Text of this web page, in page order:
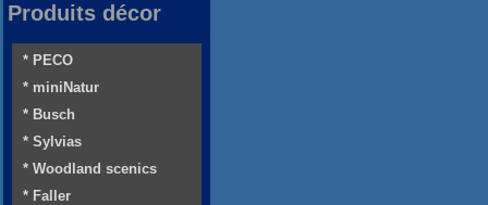
Produits décor
* PECO
* miniNatur
* Busch
* Sylvias
* Woodland scenics
* Faller